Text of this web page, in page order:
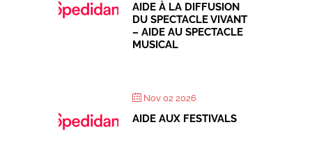
AIDE À LA DIFFUSION
DU SPECTACLE VIVANT
– AIDE AU SPECTACLE
MUSICAL
Nov 02 2026
AIDE AUX FESTIVALS